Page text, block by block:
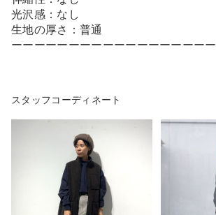
光沢感：なし
生地の厚さ：普通
ーーーーーーーーーーーーーーーーーー
スタッフコーディネート